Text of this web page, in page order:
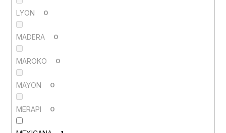
LYON 0
MADERA 0
MAROKO 0
MAYON 0
MERAPI 0